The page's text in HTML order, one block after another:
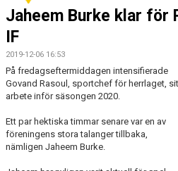
KONTAKT
OM FÖRENINGEN
AVGIFTER
TRYGGHET OCH VÄRDEGRUND
KNATTEFOTBOLLSSKOLA
Jaheem Burke klar för
IF
2019-12-06 16:53
På fredagseftermiddagen intensifierade
Govand Rasoul, sportchef för herrlaget,
arbete inför säsongen 2020.
Ett par hektiska timmar senare var en av
föreningens stora talanger tillbaka,
nämligen Jaheem Burke.